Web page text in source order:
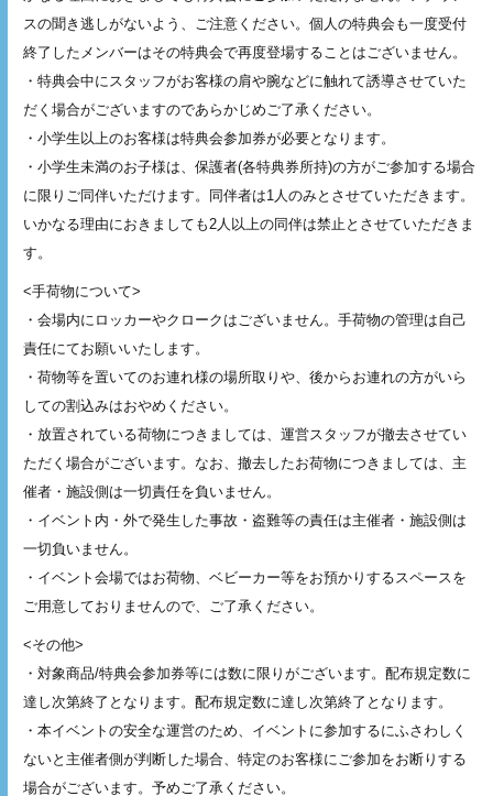
スの聞き逃しがないよう、ご注意ください。個人の特典会も一度受付
終了したメンバーはその特典会で再度登場することはございません。
・特典会中にスタッフがお客様の肩や腕などに触れて誘導させていた
だく場合がございますのであらかじめご了承ください。
・小学生以上のお客様は特典会参加券が必要となります。
・小学生未満のお子様は、保護者(各特典券所持)の方がご参加する場合
に限りご同伴いただけます。同伴者は1人のみとさせていただきます。
いかなる理由におきましても2人以上の同伴は禁止とさせていただきま
す。
<手荷物について>
・会場内にロッカーやクロークはございません。手荷物の管理は自己
責任にてお願いいたします。
・荷物等を置いてのお連れ様の場所取りや、後からお連れの方がいら
しての割込みはおやめください。
・放置されている荷物につきましては、運営スタッフが撤去させてい
ただく場合がございます。なお、撤去したお荷物につきましては、主
催者・施設側は一切責任を負いません。
・イベント内・外で発生した事故・盗難等の責任は主催者・施設側は
一切負いません。
・イベント会場ではお荷物、ベビーカー等をお預かりするスペースを
ご用意しておりませんので、ご了承ください。
<その他>
・対象商品/特典会参加券等には数に限りがございます。配布規定数に
達し次第終了となります。配布規定数に達し次第終了となります。
・本イベントの安全な運営のため、イベントに参加するにふさわしく
ないと主催者側が判断した場合、特定のお客様にご参加をお断りする
場合がございます。予めご了承ください。